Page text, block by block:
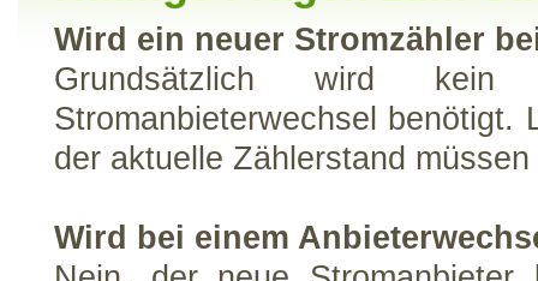
Wird ein neuer Stromzähler
Grundsätzlich wird
Stromanbieterwechsel benötigt.
der aktuelle Zählerstand
Wird bei einem